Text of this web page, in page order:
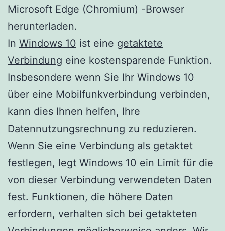
Microsoft Edge (Chromium) -Browser
herunterladen.
In Windows 10 ist eine getaktete
Verbindung eine kostensparende Funktion.
Insbesondere wenn Sie Ihr Windows 10
über eine Mobilfunkverbindung verbinden,
kann dies Ihnen helfen, Ihre
Datennutzungsrechnung zu reduzieren.
Wenn Sie eine Verbindung als getaktet
festlegen, legt Windows 10 ein Limit für die
von dieser Verbindung verwendeten Daten
fest. Funktionen, die höhere Daten
erfordern, verhalten sich bei getakteten